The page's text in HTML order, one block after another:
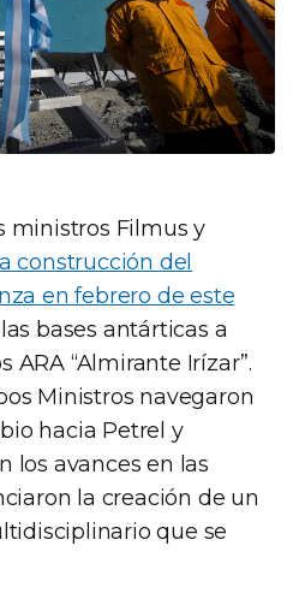
ministros Filmus y
construcción del
en febrero de este
bases antárticas a
“Almirante Irízar”.
Ministros navegaron
hacia Petrel y
los avances en las
la creación de un
que se